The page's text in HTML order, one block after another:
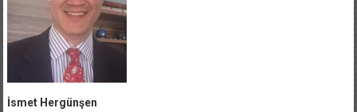
İsmet Hergünşen